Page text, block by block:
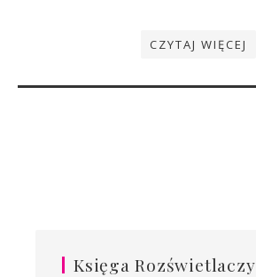
CZYTAJ WIĘCEJ
Księga Rozświetlaczy